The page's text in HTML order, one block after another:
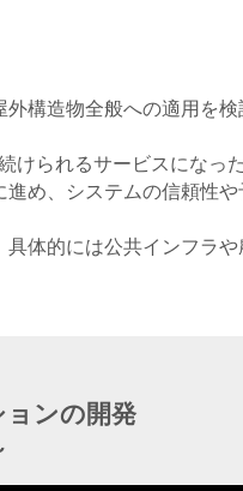
構造物全般への適用を
られるサービスになっ
め、システムの信頼性
体的には公共インフラ
ンの開発